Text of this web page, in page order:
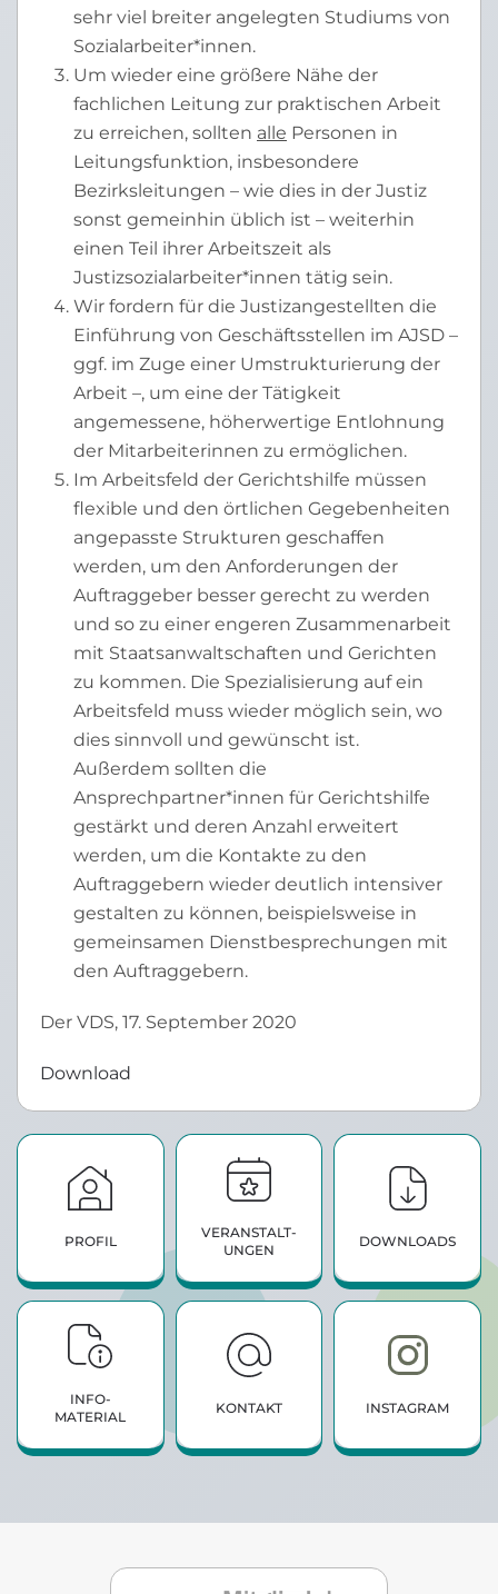
sehr viel breiter angelegten Studiums von
Sozialarbeiter*innen.
Um wieder eine größere Nähe der
fachlichen Leitung zur praktischen Arbeit
zu erreichen, sollten alle Personen in
Leitungsfunktion, insbesondere
Bezirksleitungen – wie dies in der Justiz
sonst gemeinhin üblich ist – weiterhin
einen Teil ihrer Arbeitszeit als
Justizsozialarbeiter*innen tätig sein.
Wir fordern für die Justizangestellten die
Einführung von Geschäftsstellen im AJSD –
ggf. im Zuge einer Umstrukturierung der
Arbeit –, um eine der Tätigkeit
angemessene, höherwertige Entlohnung
der Mitarbeiterinnen zu ermöglichen.
Im Arbeitsfeld der Gerichtshilfe müssen
flexible und den örtlichen Gegebenheiten
angepasste Strukturen geschaffen
werden, um den Anforderungen der
Auftraggeber besser gerecht zu werden
und so zu einer engeren Zusammenarbeit
mit Staatsanwaltschaften und Gerichten
zu kommen. Die Spezialisierung auf ein
Arbeitsfeld muss wieder möglich sein, wo
dies sinnvoll und gewünscht ist.
Außerdem sollten die
Ansprechpartner*innen für Gerichtshilfe
gestärkt und deren Anzahl erweitert
werden, um die Kontakte zu den
Auftraggebern wieder deutlich intensiver
gestalten zu können, beispielsweise in
gemeinsamen Dienstbesprechungen mit
den Auftraggebern.
Der VDS, 17. September 2020
Download
PROFIL
VERANSTALT­
UNGEN
DOWNLOADS
INFO­
MATERIAL
KONTAKT INSTAGRAM